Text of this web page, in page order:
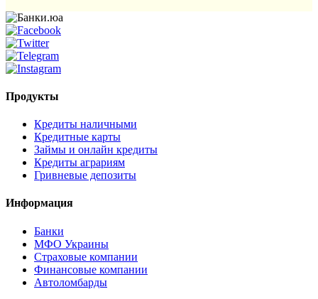
Продукты
Кредиты наличными
Кредитные карты
Займы и онлайн кредиты
Кредиты аграриям
Гривневые депозиты
Информация
Банки
МФО Украины
Страховые компании
Финансовые компании
Автоломбарды